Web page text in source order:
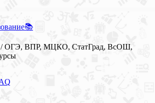
/ ОГЭ, ВПР, МЦКО, СтатГрад, ВсОШ,